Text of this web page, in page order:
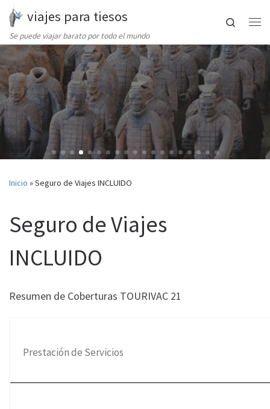
Saltar al contenido
viajes para tiesos
Se puede viajar barato por todo el mundo
Search
Inicio »Seguro de Viajes INCLUIDO
Seguro de Viajes
INCLUIDO
Resumen de Coberturas TOURIVAC 21
Prestación de Servicios